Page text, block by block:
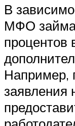
В
МФО займа
процентов
Например,
заявления